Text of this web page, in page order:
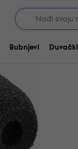
Bubnjevi Duvački
Bubice za slušalice